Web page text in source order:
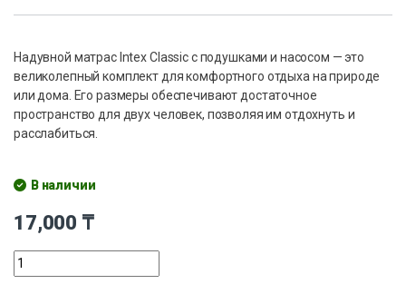
Надувной матрас Intex Classic с подушками и насосом — это
великолепный комплект для комфортного отдыха на природе
или дома. Его размеры обеспечивают достаточное
пространство для двух человек, позволяя им отдохнуть и
расслабиться.
В наличии
17,000 ₸